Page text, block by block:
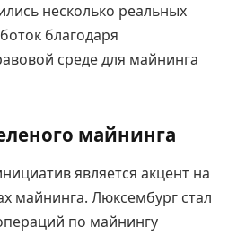
несколько реальных
благодаря
среде для майнинга
майнинга
является акцент на
майнинга. Люксембург стал
по майнингу